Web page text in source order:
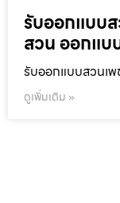
รับออกแบบ
สวน ออกแบ
รับออกแบบสวนเ
ดูเพิ่มเติม »